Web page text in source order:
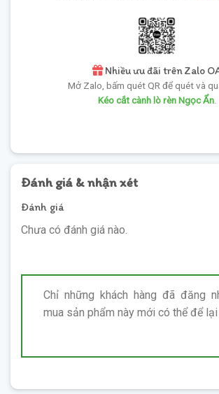
Nhiều ưu đãi trên Zalo
Mở Zalo, bấm quét QR để quét và
Kéo cắt cành lò rèn Ngọc Ẩn.
Đánh giá & nhận xét
Đánh giá
Chưa có đánh giá nào.
Chỉ những khách hàng đã đăng
mua sản phẩm này mới có thể để lại